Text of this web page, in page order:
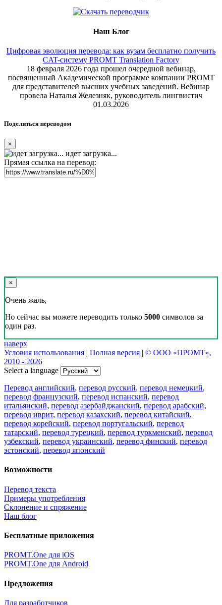
Наш Блог
Цифровая эволюция перевода: как вузам бесплатно получить
CAT-систему PROMT Translation Factory
18 февраля 2026 года прошел очередной вебинар,
посвященный Академической программе компании PROMT
для представителей высших учебных заведений. Вебинар
провела Наталья Железняк, руководитель лингвистич
01.03.2026
Поделиться переводом
×
идет загрузка...
Прямая ссылка на перевод:
×
Очень жаль,
Но сейчас вы можете переводить только 5000 символов за
один раз.
наверх
Условия использования | Полная версия | © ООО «ПРОМТ»,
2010 - 2026
Select a language
Перевод английский, перевод русский, перевод немецкий,
перевод французский, перевод испанский, перевод
итальянский, перевод азербайджанский, перевод арабский,
перевод иврит, перевод казахский, перевод китайский,
перевод корейский, перевод португальский, перевод
татарский, перевод турецкий, перевод туркменский, перевод
узбекский, перевод украинский, перевод финский, перевод
эстонский, перевод японский
Возможности
Перевод текста
Примеры употребления
Склонение и спряжение
Наш блог
Бесплатные приложения
PROMT.One для iOS
PROMT.One для Android
Предложения
Для разработчиков